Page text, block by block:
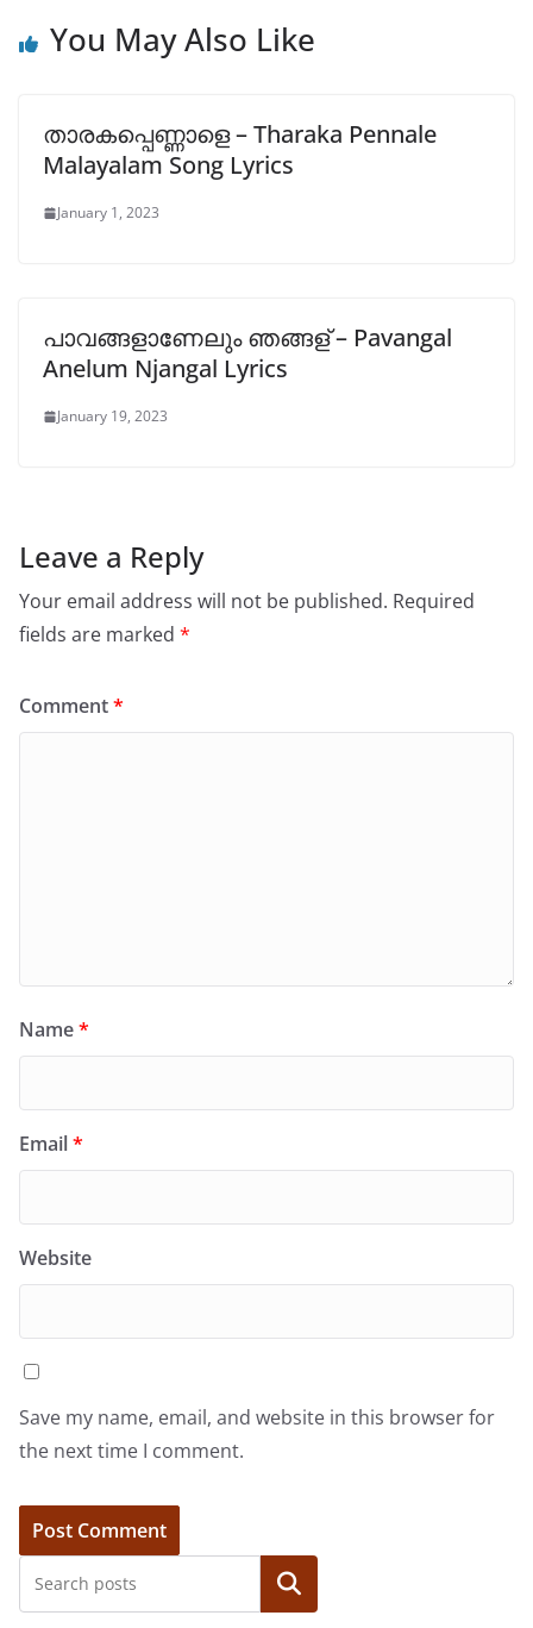
k
You May Also Like
താരകപ്പെണ്ണാളെ – Tharaka Pennale
Malayalam Song Lyrics
January 1, 2023
പാവങ്ങളാണേലും ഞങ്ങള് – Pavangal
Anelum Njangal Lyrics
January 19, 2023
Leave a Reply
Your email address will not be published. Required
fields are marked *
Comment*
Name*
Email*
Website
Save my name, email, and website in this browser for
the next time I comment.
Search